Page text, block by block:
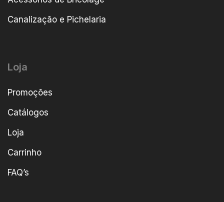
Canalização e Pichelaria
Loja
Promoções
Catálogos
Loja
Carrinho
FAQ’s